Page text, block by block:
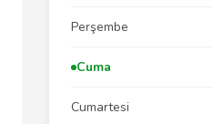
Perşembe
Cuma
Cumartesi